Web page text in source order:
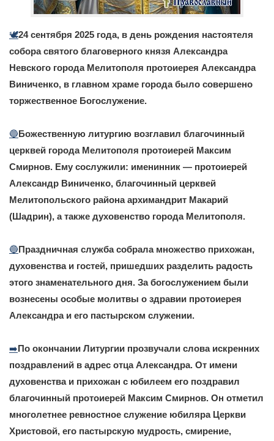
🕊️24 сентября 2025 года, в день рождения настоятеля
собора святого благоверного князя Александра
Невского города Мелитополя протоиерея Александра
Виниченко, в главном храме города было совершено
торжественное Богослужение.
🔵Божественную литургию возглавил благочинный
церквей города Мелитополя протоиерей Максим
Смирнов. Ему сослужили: именинник — протоиерей
Александр Виниченко, благочинный церквей
Мелитопольского района архимандрит Макарий
(Шадрин), а также духовенство города Мелитополя.
🔵Праздничная служба собрала множество прихожан,
духовенства и гостей, пришедших разделить радость
этого знаменательного дня. За богослужением были
вознесены особые молитвы о здравии протоиерея
Александра и его пастырском служении.
➡️По окончании Литургии прозвучали слова искренних
поздравлений в адрес отца Александра. От имени
духовенства и прихожан с юбилеем его поздравил
благочинный протоиерей Максим Смирнов. Он отметил
многолетнее ревностное служение юбиляра Церкви
Христовой, его пастырскую мудрость, смирение,